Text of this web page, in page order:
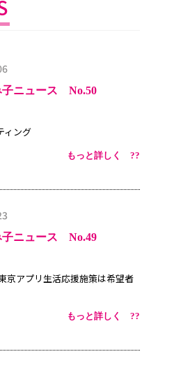
子ニュース No.50
ィング
もっと詳しく ??
子ニュース No.49
京アプリ生活応援施策は希望者
もっと詳しく ??